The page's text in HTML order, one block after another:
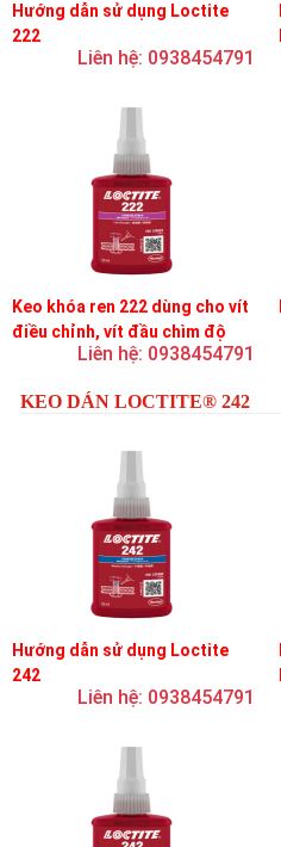
Hướng dẫn sử dụng Loctite
222
Liên hệ: 0938454791
Keo khóa ren 222 dùng cho vít
điều chỉnh, vít đầu chìm độ
bền thấpLiên hệ: 0938454791
KEO DÁN LOCTITE® 242
Hướng dẫn sử dụng Loctite
242
Liên hệ: 0938454791